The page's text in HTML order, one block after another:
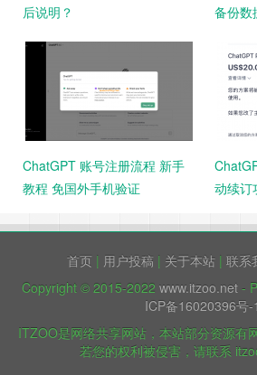
后说明？
备份数
ChatGPT 账号注册流程 新手
教程 免国外手机验证
动续订
首页 | 用户投稿 | 关于本站 | 联系
Copyright © 2015-2022 www.itzoo.net -
ICP备16020396号-1
ITZOO是网络共享网站，本站部分资源有
若您的权利被侵害，请联系